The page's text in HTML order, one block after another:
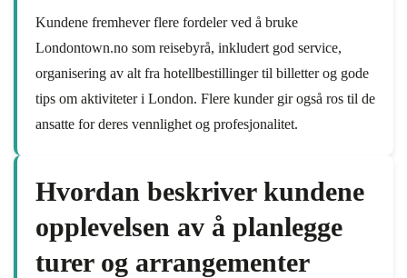
Kundene fremhever flere fordeler ved å bruke
Londontown.no som reisebyrå, inkludert god service,
organisering av alt fra hotellbestillinger til billetter og gode
tips om aktiviteter i London. Flere kunder gir også ros til de
ansatte for deres vennlighet og profesjonalitet.
Hvordan beskriver kundene
opplevelsen av å planlegge
turer og arrangementer